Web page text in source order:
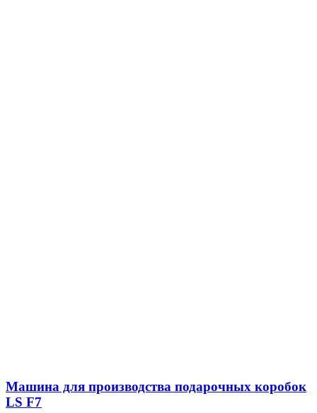
Машина для производства подарочных коробок
LS F7